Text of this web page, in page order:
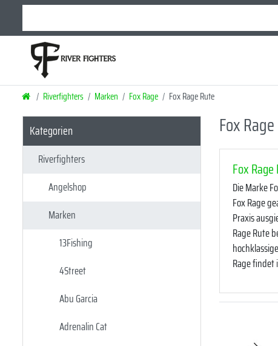
Riverfighters Marken Fox Rage Fox Rage Rute
Kategorien
Riverfighters
Angelshop
Marken
13Fishing
4Street
Abu Garcia
Adrenalin Cat
Fox
Fox
Die Marke
Fox Rage
Praxis
Rage Rute
Rage findet